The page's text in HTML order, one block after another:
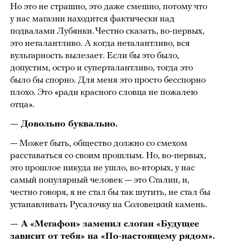
Но это не страшно, это даже смешно, потому что
у нас магазин находится фактически над
подвалами Лубянки. Честно сказать, во-первых,
это неталантливо. А когда неталантливо, вся
вульгарность вылезает. Если бы это было,
допустим, остро и суперталантливо, тогда это
было бы спорно. Для меня это просто бесспорно
плохо. Это «ради красного словца не пожалею
отца».
— Довольно буквально.
— Может быть, общество должно со смехом
расставаться со своим прошлым. Но, во-первых,
это прошлое никуда не ушло, во-вторых, у нас
самый популярный человек — это Сталин, и,
честно говоря, я не стал бы так шутить, не стал бы
устанавливать Русалочку на Соловецкий камень.
— А «Мегафон» заменил слоган «Будущее
зависит от тебя» на «По-настоящему рядом».